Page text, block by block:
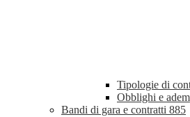
Tipologie di
Obblighi e
Bandi di gara e contratti 885